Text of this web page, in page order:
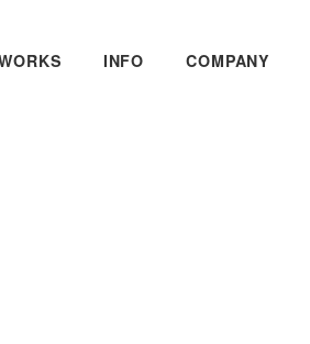
INFO COMPANY